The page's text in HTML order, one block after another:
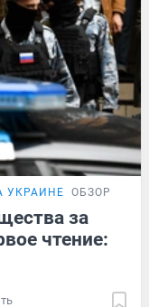
УКРАИНЕ ОБЗОР
за
чтение: